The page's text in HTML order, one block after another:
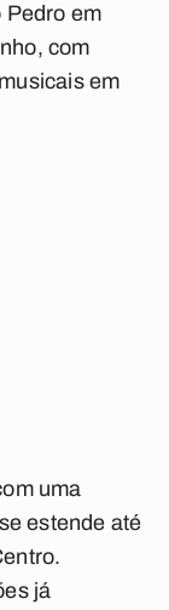
Pedro em
com
em
uma
estende até
já